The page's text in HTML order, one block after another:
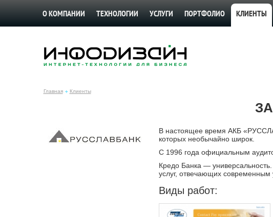
О КОМПАНИИ ТЕХНОЛОГИИ УСЛУГИ ПОРТФОЛИО КЛИЕНТЫ
Главная Клиенты
В настоящее время АКБ
которых необычайно широк.
С 1996 года официальным
Кредо Банка —
услуг, отвечающих
Виды работ: